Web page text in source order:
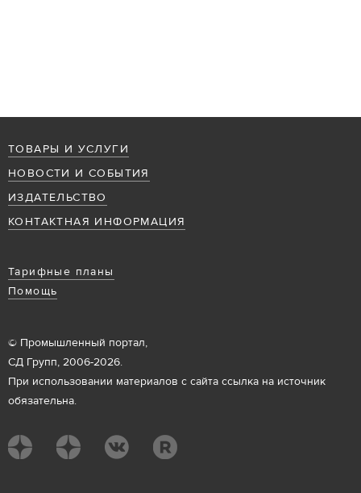
ТОВАРЫ И УСЛУГИ
НОВОСТИ И СОБЫТИЯ
ИЗДАТЕЛЬСТВО
КОНТАКТНАЯ ИНФОРМАЦИЯ
Тарифные планы
Помощь
© Промышленный портал,
СД Групп, 2006-2026.
При использовании материалов с сайта ссылка на источник
обязательна.